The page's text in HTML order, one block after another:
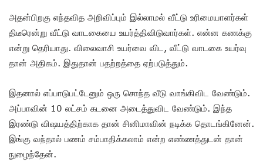
அதன்பிறகு எந்தவித அறிவிப்பும் இல்லாமல் வீட்டு உரிமையாளர்கள்
திடீரென்று வீட்டு வாடகையை உயர்த்திவிடுவார்கள். என்ன கணக்கு
என்று தெரியாது. விலைவாசி உயர்வை விட, வீட்டு வாடகை உயர்வு
தான் அதிகம். இதுதான் பதற்றத்தை ஏற்படுத்தும்.
இதனால் எப்பாடுபட்டேனும் ஒரு சொந்த வீடு வாங்கிவிட வேண்டும்.
அப்பாவின் 10 லட்சம் கடனை அடைத்துவிட வேண்டும். இந்த
இரண்டு விஷயத்திற்காக தான் சினிமாவின் நடிக்க தொடங்கினேன்.
இங்கு வந்தால் பணம் சம்பாதிக்கலாம் என்ற எண்ணத்துடன் தான்
நுழைந்தேன்.